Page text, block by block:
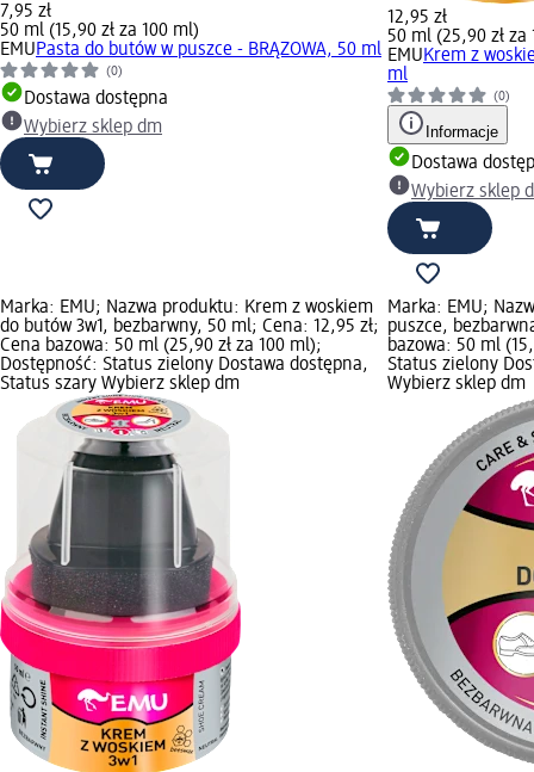
7,95 zł
50 ml (15,90 zł za 100 ml)
EMUPasta do butów w puszce - BRĄZOWA, 50 ml
(0)
Dostawa dostępna
Wybierz sklep dm
12,95 zł
50 ml (25,90 zł za
EMUKrem z
ml
(0)
Informacje
Dostawa
Wybierz sklep
Marka: EMU; Nazwa produktu: Krem z woskiem
do butów 3w1, bezbarwny, 50 ml; Cena: 12,95 zł;
Cena bazowa: 50 ml (25,90 zł za 100 ml);
Dostępność: Status zielony Dostawa dostępna,
Status szary Wybierz sklep dm
Marka: EMU;
puszce,
bazowa: 50 ml
Status zielony
Wybierz sklep dm